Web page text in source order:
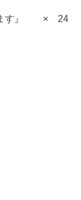
します』 × 24